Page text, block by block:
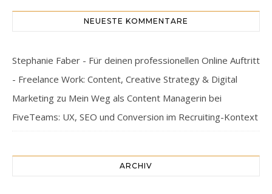
NEUESTE KOMMENTARE
Stephanie Faber - Für deinen professionellen Online Auftritt
- Freelance Work: Content, Creative Strategy & Digital
Marketing zu Mein Weg als Content Managerin bei
FiveTeams: UX, SEO und Conversion im Recruiting-Kontext
ARCHIV